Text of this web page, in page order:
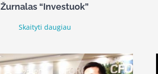
Žurnalas “Investuok”
Skaityti daugiau